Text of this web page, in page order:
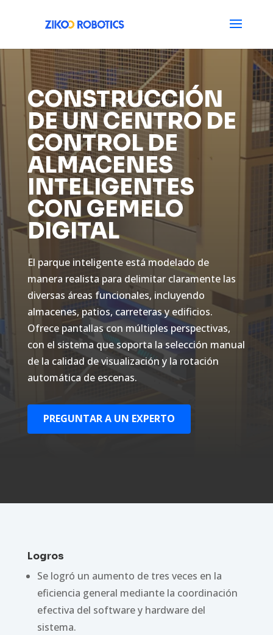
CONSTRUCCIÓN
DE UN CENTRO DE
CONTROL DE
ALMACENES
INTELIGENTES
CON GEMELO
DIGITAL
El parque inteligente está modelado de
manera realista para delimitar claramente las
diversas áreas funcionales, incluyendo
almacenes, patios, carreteras y edificios.
Ofrece pantallas con múltiples perspectivas,
con el sistema que soporta la selección manual
de la calidad de visualización y la rotación
automática de escenas.
PREGUNTAR A UN EXPERTO
Logros
Se logró un aumento de tres veces en la
eficiencia general mediante la coordinación
efectiva del software y hardware del
sistema.